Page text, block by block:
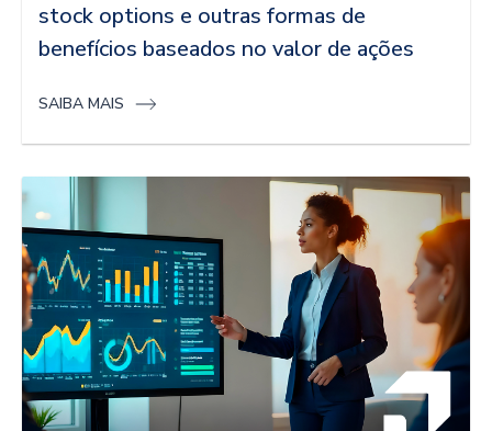
stock options e outras formas de
benefícios baseados no valor de ações
SAIBA MAIS